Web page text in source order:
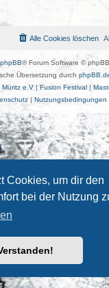
Cookies, um dir den
bei der Nutzung
Alle Cookies löschen
phpBB® Forum Software ©
Übersetzung durch
Müritz e.V |Fusion Festival |
| Nutzungsbedingungen